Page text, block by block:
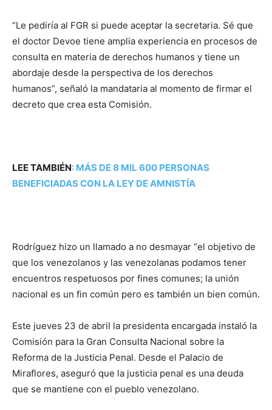
“Le pediría al FGR si puede aceptar la secretaria. Sé que
el doctor Devoe tiene amplia experiencia en procesos de
consulta en materia de derechos humanos y tiene un
abordaje desde la perspectiva de los derechos
humanos”, señaló la mandataria al momento de firmar el
decreto que crea esta Comisión.
LEE TAMBIÉN: MÁS DE 8 MIL 600 PERSONAS
BENEFICIADAS CON LA LEY DE AMNISTÍA
Rodríguez hizo un llamado a no desmayar “el objetivo de
que los venezolanos y las venezolanas podamos tener
encuentros respetuosos por fines comunes; la unión
nacional es un fin común pero es también un bien común.
Este jueves 23 de abril la presidenta encargada instaló la
Comisión para la Gran Consulta Nacional sobre la
Reforma de la Justicia Penal. Desde el Palacio de
Miraflores, aseguró que la justicia penal es una deuda
que se mantiene con el pueblo venezolano.